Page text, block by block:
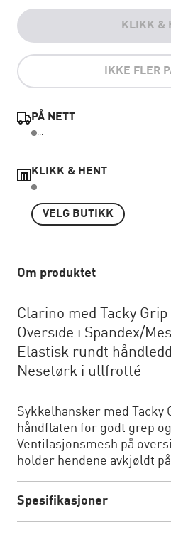
KLIKK &
IKKE FLER
PÅ NETT
...
KLIKK & HENT
..
VELG BUTIKK
Om produktet
Clarino med Tacky Grip
Overside i Spandex/
Elastisk rundt
Nesetørk i ullfrotté
Sykkelhansker med Tacky
håndflaten for godt grep
Ventilasjonsmesh på
holder hendene avkjøldt
Spesifikasjoner